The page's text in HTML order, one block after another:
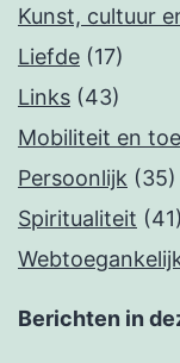
Kunst, cultuur
Liefde (17)
Links (43)
Mobiliteit en
Persoonlijk (35)
Spiritualiteit (41)
Berichten in